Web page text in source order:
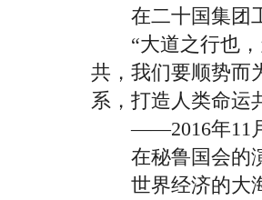
在二十国集团工
“大道之行也，
共，我们要顺势而
系，打造人类命运
——2016年11月
在秘鲁国会的
世界经济的大海